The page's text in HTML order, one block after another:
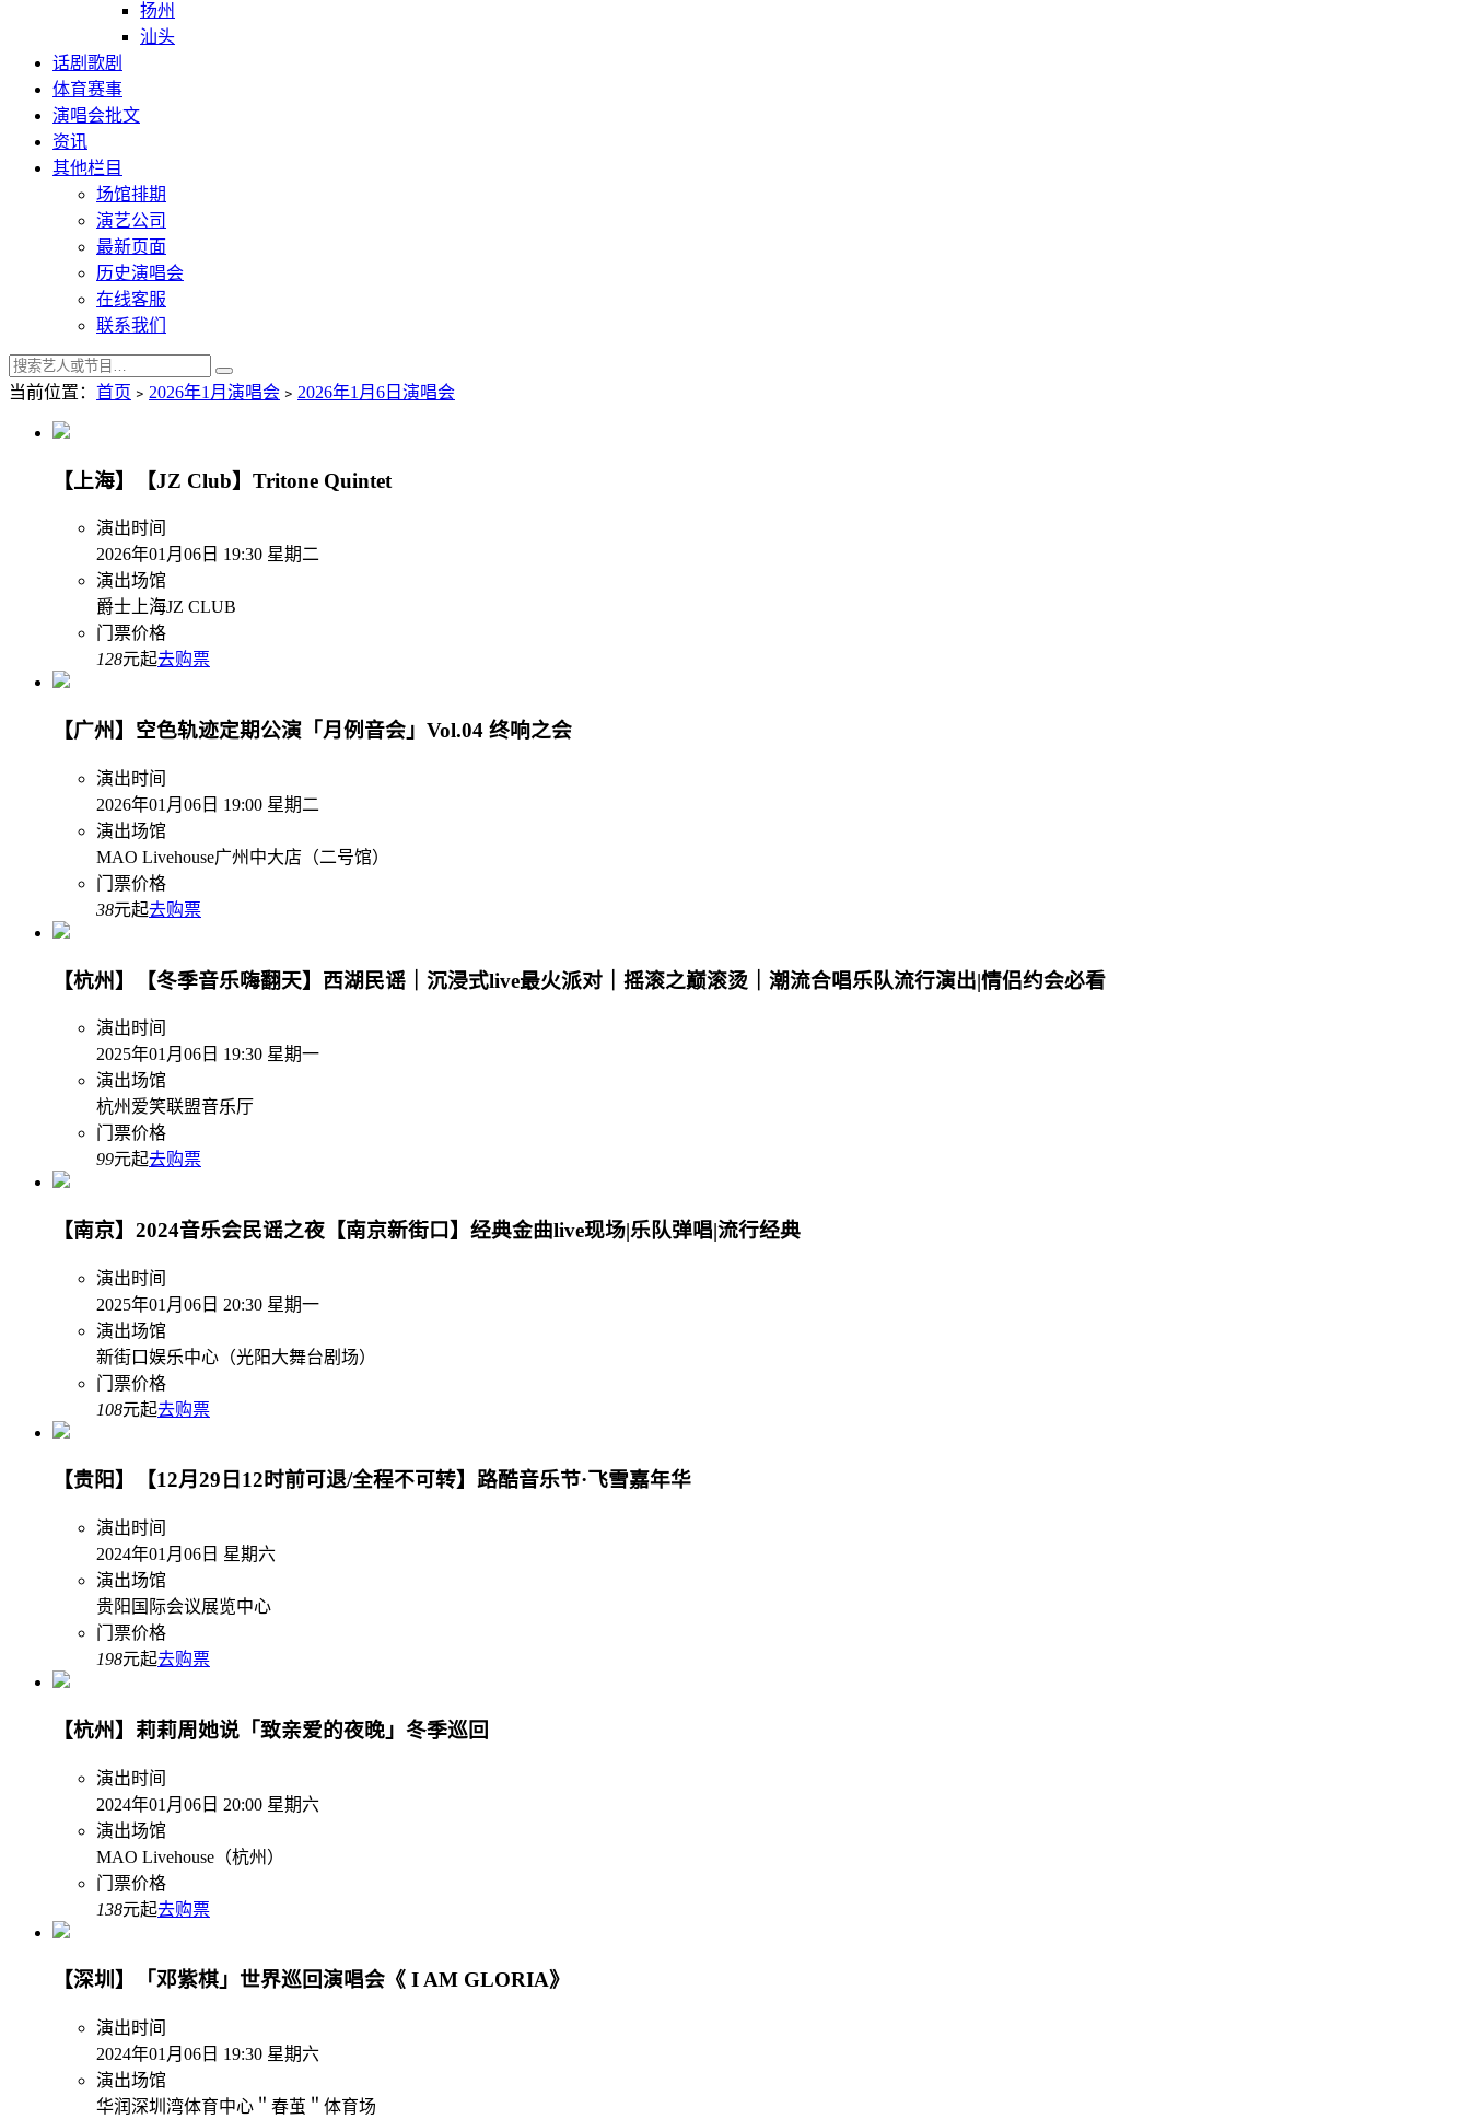
扬州
汕头
话剧歌剧
体育赛事
演唱会批文
资讯
其他栏目
场馆排期
演艺公司
最新页面
历史演唱会
在线客服
联系我们
当前位置： 首页 ﹥ 2026年1月演唱会 ﹥ 2026年1月6日演唱会
【上海】【JZ Club】Tritone Quintet
演出时间
2026年01月06日 19:30 星期二
演出场馆
爵士上海JZ CLUB
门票价格
128元起去购票
【广州】空色轨迹定期公演「月例音会」Vol.04 终响之会
演出时间
2026年01月06日 19:00 星期二
演出场馆
MAO Livehouse广州中大店（二号馆）
门票价格
38元起去购票
【杭州】【冬季音乐嗨翻天】西湖民谣｜沉浸式live最火派对｜摇滚之巅滚烫｜潮流合唱乐队流行演出|情侣约会必看
演出时间
2025年01月06日 19:30 星期一
演出场馆
杭州爱笑联盟音乐厅
门票价格
99元起去购票
【南京】2024音乐会民谣之夜【南京新街口】经典金曲live现场|乐队弹唱|流行经典
演出时间
2025年01月06日 20:30 星期一
演出场馆
新街口娱乐中心（光阳大舞台剧场）
门票价格
108元起去购票
【贵阳】【12月29日12时前可退/全程不可转】路酷音乐节·飞雪嘉年华
演出时间
2024年01月06日 星期六
演出场馆
贵阳国际会议展览中心
门票价格
198元起去购票
【杭州】莉莉周她说「致亲爱的夜晚」冬季巡回
演出时间
2024年01月06日 20:00 星期六
演出场馆
MAO Livehouse（杭州）
门票价格
138元起去购票
【深圳】「邓紫棋」世界巡回演唱会《 I AM GLORIA》
演出时间
2024年01月06日 19:30 星期六
演出场馆
华润深圳湾体育中心＂春茧＂体育场